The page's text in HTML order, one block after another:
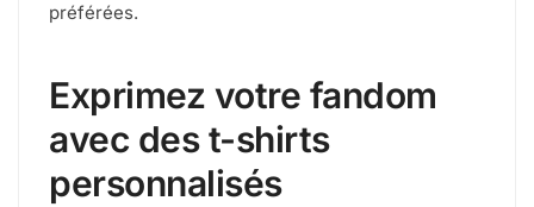
préférées.
Exprimez votre fandom
avec des t-shirts
personnalisés